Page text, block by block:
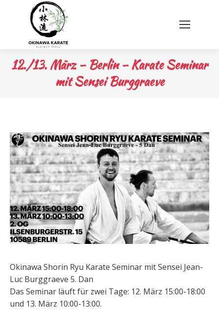
12./13. März – Berlin – Karate Seminar
mit Sensei Burggraeve
Okinawa Shorin Ryu Karate Seminar mit Sensei Jean-
Luc Burggraeve 5. Dan
Das Seminar läuft für zwei Tage: 12. März 15:00-18:00
und 13. März 10:00-13:00.